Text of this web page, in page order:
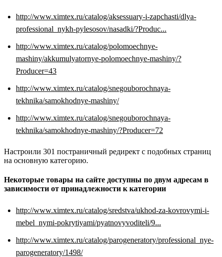
http://www.ximtex.ru/catalog/aksessuary-i-zapchasti/dlya-
professional_nykh-pylesosov/nasadki/?Produc...
http://www.ximtex.ru/catalog/polomoechnye-
mashiny/akkumulyatornye-polomoechnye-mashiny/?
Producer=43
http://www.ximtex.ru/catalog/snegouborochnaya-
tekhnika/samokhodnye-mashiny/
http://www.ximtex.ru/catalog/snegouborochnaya-
tekhnika/samokhodnye-mashiny/?Producer=72
Настроили 301 постраничный редирект с подобных страниц
на основную категорию.
Некоторые товары на сайте доступны по двум адресам в
зависимости от принадлежности к категории
http://www.ximtex.ru/catalog/sredstva/ukhod-za-kovrovymi-i-
mebel_nymi-pokrytiyami/pyatnovyvoditeli/9...
http://www.ximtex.ru/catalog/parogeneratory/professional_nye-
parogeneratory/1498/